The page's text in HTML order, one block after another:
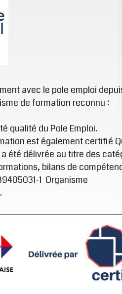
avec le pole emploi
de formation reconnu :
qualité du Pole Emploi.
est également certifié
été délivrée au titre des
bilans de
1 Organisme